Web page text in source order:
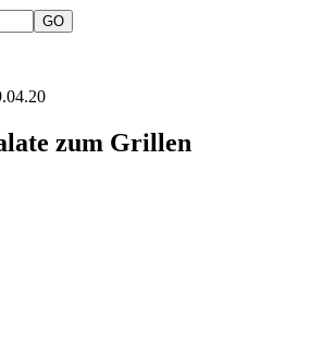
zum Grillen